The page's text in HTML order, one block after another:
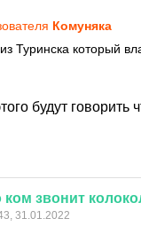
Комуняка
Туринска который
будут говорить
ком звонит
31.01.2022